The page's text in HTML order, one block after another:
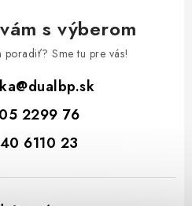
s výberom
poradiť? Sme tu pre vás!
@dualbp.sk
2299 76
6110 23